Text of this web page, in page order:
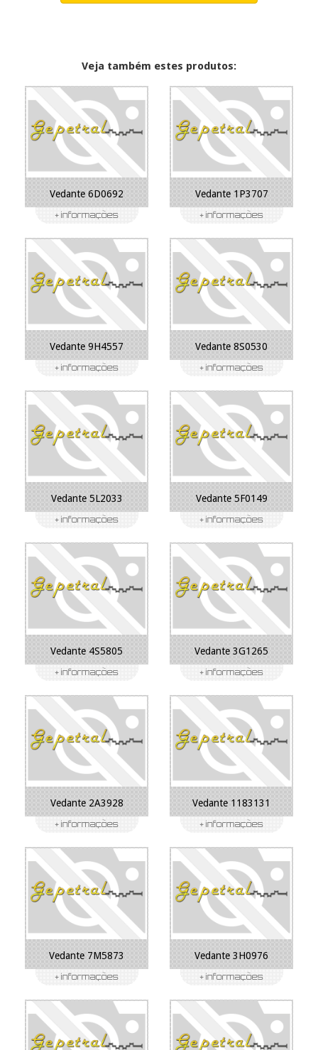
Veja também estes produtos:
Vedante 6D0692 Vedante 1P3707
Vedante 9H4557 Vedante 8S0530
Vedante 5L2033 Vedante 5F0149
Vedante 4S5805 Vedante 3G1265
Vedante 2A3928 Vedante 1183131
Vedante 7M5873 Vedante 3H0976